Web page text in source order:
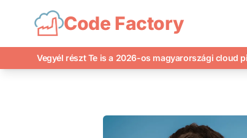
Code Factory
Vegyél részt Te is a 2026-os magyarországi cloud